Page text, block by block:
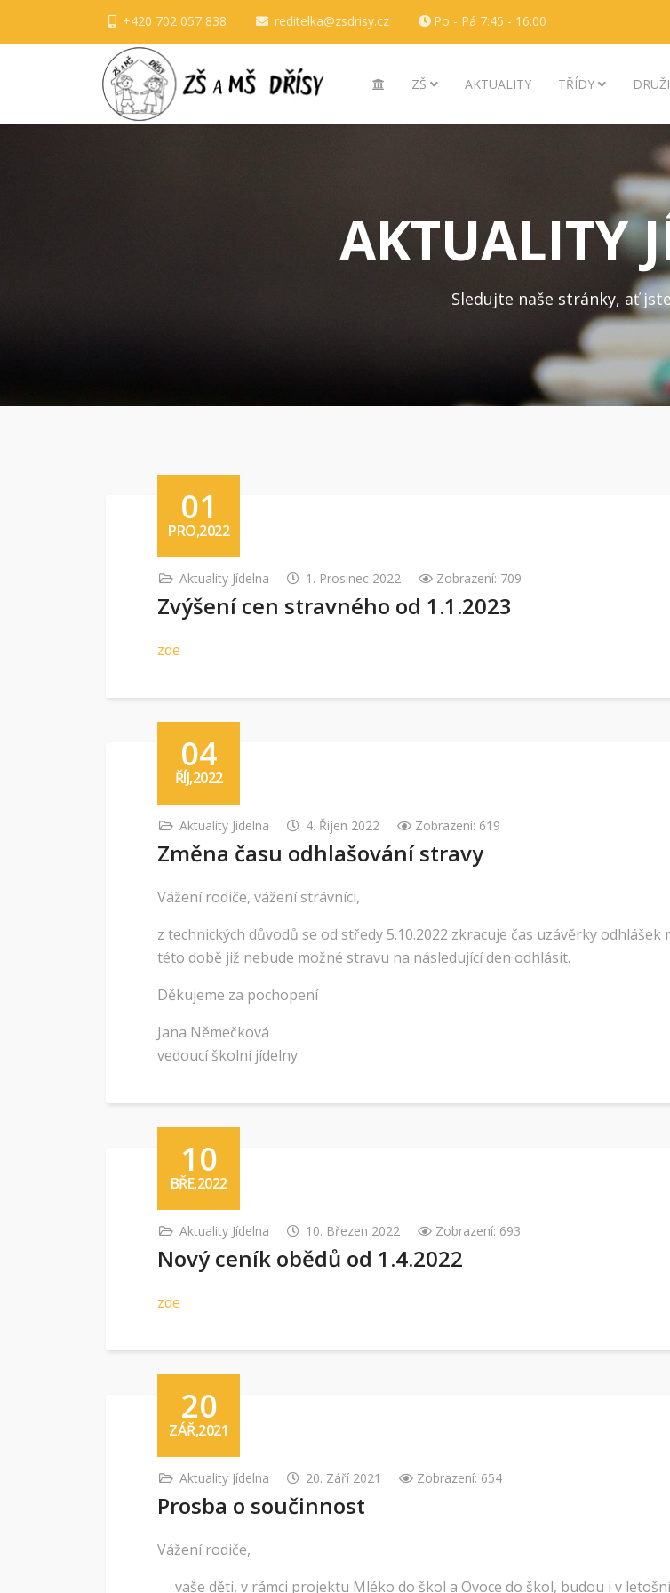
+420 702 057 838 reditelka@zsdrisy.cz Po - Pá 7:45 - 16:00
ZŠ AKTUALITY TŘÍDY
AKTUALITY
Sledujte naše stránky, ať
01
PRO,2022
Aktuality Jídelna 1. Prosinec 2022 Zobrazení: 709
Zvýšení cen stravného od 1.1.2023
zde
04
ŘÍJ,2022
Aktuality Jídelna 4. Říjen 2022 Zobrazení: 619
Změna času odhlašování stravy
Vážení rodiče, vážení strávníci,
z technických důvodů se od středy 5.10.2022 zkracuje čas uzávěrky odhlášek
této době již nebude možné stravu na následující den odhlásit.
Děkujeme za pochopení
Jana Němečková
vedoucí školní jídelny
10
BŘE,2022
Aktuality Jídelna 10. Březen 2022 Zobrazení: 693
Nový ceník obědů od 1.4.2022
zde
20
ZÁŘ,2021
Aktuality Jídelna 20. Září 2021 Zobrazení: 654
Prosba o součinnost
Vážení rodiče,
vaše děti, v rámci projektu Mléko do škol a Ovoce do škol, budou i v